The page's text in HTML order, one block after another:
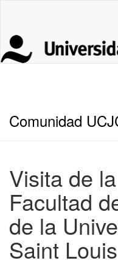
Comunidad
Visita de
Facultad
de la
Saint Louis